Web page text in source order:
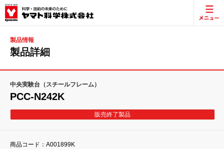
製品情報
製品詳細
中央実験台（スチールフレーム）
PCC-N242K
販売終了製品
商品コード：A001899K